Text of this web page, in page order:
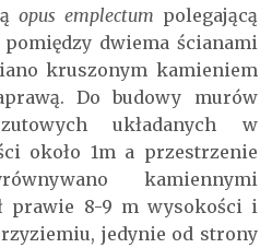
opus emplectum polegającą
dwiema ścianami
kruszonym kamieniem
Do budowy murów
układanych w
około 1m a przestrzenie
kamiennymi
prawie 8-9 m wysokości i
jedynie od strony